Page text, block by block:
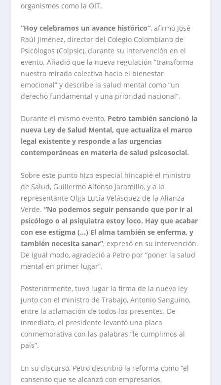
organismos como la OIT.
“Hoy celebramos un avance histórico”, afirmó José
Raúl Jiménez, director del Colegio Colombiano de
Psicólogos (Colpsic), durante su intervención en el
evento. Añadió que la nueva regulación “transforma
nuestra mirada colectiva hacia el bienestar
emocional” y describe la salud mental como “un
derecho fundamental y una prioridad nacional”.
Durante el mismo evento, Petro también sancionó la
nueva Ley de Salud Mental, que actualiza el marco
legal existente y responde a las urgencias
contemporáneas en materia de salud psicosocial.
Sobre este punto hizo especial hincapié el ministro
de Salud, Guillermo Alfonso Jaramillo, y a la
representante Olga Lucía Velásquez de la Alianza
Verde.“No podemos seguir pensando que por ir al
psicólogo o al psiquiatra estoy loco. Hay que acabar
con ese estigma (…) El alma también se enferma, y
también necesita sanar”, expresó en su intervención.
De igual modo, agradeció a Petro por “poner la salud
mental en primer lugar”.
Posteriormente, tuvo lugar la firma de la nueva ley
junto con el ministro de Trabajo, Antonio Sanguino,
entre la aclamación de todos los presentes. De
inmediato, el presidente levantó una placa
conmemorativa con las palabras “le cumplimos al
país”.
En su discurso, Petro describió la reforma como “el
consenso que se alcanzó con empresarios,